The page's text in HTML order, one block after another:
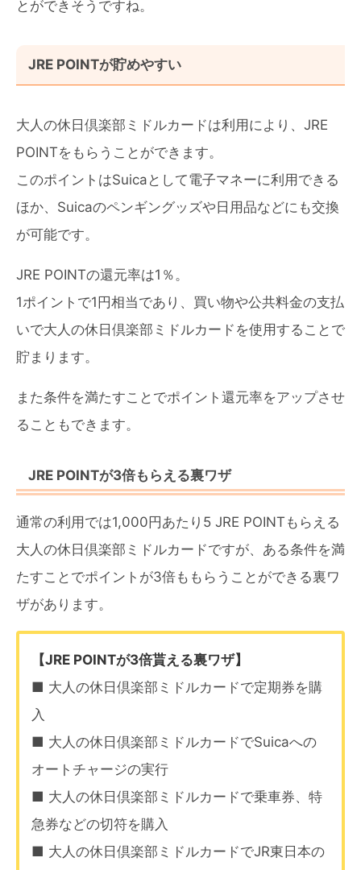
とができそうですね。
JRE POINTが貯めやすい
大人の休日倶楽部ミドルカードは利用により、JRE
POINTをもらうことができます。
このポイントはSuicaとして電子マネーに利用できる
ほか、Suicaのペンギングッズや日用品などにも交換
が可能です。
JRE POINTの還元率は1％。
1ポイントで1円相当であり、買い物や公共料金の支払
いで大人の休日倶楽部ミドルカードを使用することで
貯まります。
また条件を満たすことでポイント還元率をアップさせ
ることもできます。
JRE POINTが3倍もらえる裏ワザ
通常の利用では1,000円あたり5 JRE POINTもらえる
大人の休日倶楽部ミドルカードですが、ある条件を満
たすことでポイントが3倍ももらうことができる裏ワ
ザがあります。
【JRE POINTが3倍貰える裏ワザ】
■ 大人の休日倶楽部ミドルカードで定期券を購
入
■ 大人の休日倶楽部ミドルカードでSuicaへの
オートチャージの実行
■ 大人の休日倶楽部ミドルカードで乗車券、特
急券などの切符を購入
■ 大人の休日倶楽部ミドルカードでJR東日本の